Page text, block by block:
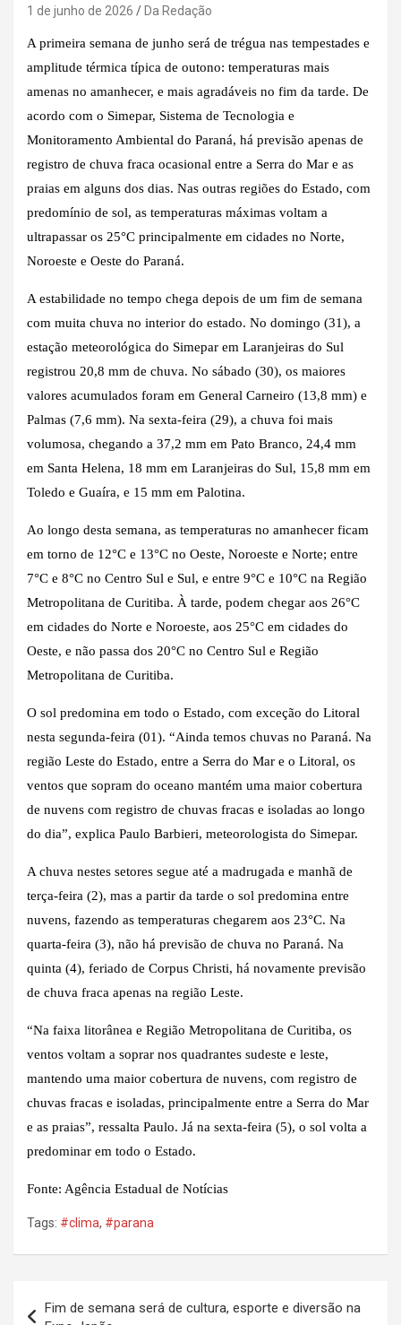
1 de junho de 2026 Da Redação
A primeira semana de junho será de trégua nas tempestades e
amplitude térmica típica de outono: temperaturas mais
amenas no amanhecer, e mais agradáveis no fim da tarde. De
acordo com o Simepar, Sistema de Tecnologia e
Monitoramento Ambiental do Paraná, há previsão apenas de
registro de chuva fraca ocasional entre a Serra do Mar e as
praias em alguns dos dias. Nas outras regiões do Estado, com
predomínio de sol, as temperaturas máximas voltam a
ultrapassar os 25°C principalmente em cidades no Norte,
Noroeste e Oeste do Paraná.
A estabilidade no tempo chega depois de um fim de semana
com muita chuva no interior do estado. No domingo (31), a
estação meteorológica do Simepar em Laranjeiras do Sul
registrou 20,8 mm de chuva. No sábado (30), os maiores
valores acumulados foram em General Carneiro (13,8 mm) e
Palmas (7,6 mm). Na sexta-feira (29), a chuva foi mais
volumosa, chegando a 37,2 mm em Pato Branco, 24,4 mm
em Santa Helena, 18 mm em Laranjeiras do Sul, 15,8 mm em
Toledo e Guaíra, e 15 mm em Palotina.
Ao longo desta semana, as temperaturas no amanhecer ficam
em torno de 12°C e 13°C no Oeste, Noroeste e Norte; entre
7°C e 8°C no Centro Sul e Sul, e entre 9°C e 10°C na Região
Metropolitana de Curitiba. À tarde, podem chegar aos 26°C
em cidades do Norte e Noroeste, aos 25°C em cidades do
Oeste, e não passa dos 20°C no Centro Sul e Região
Metropolitana de Curitiba.
O sol predomina em todo o Estado, com exceção do Litoral
nesta segunda-feira (01). “Ainda temos chuvas no Paraná. Na
região Leste do Estado, entre a Serra do Mar e o Litoral, os
ventos que sopram do oceano mantém uma maior cobertura
de nuvens com registro de chuvas fracas e isoladas ao longo
do dia”, explica Paulo Barbieri, meteorologista do Simepar.
A chuva nestes setores segue até a madrugada e manhã de
terça-feira (2), mas a partir da tarde o sol predomina entre
nuvens, fazendo as temperaturas chegarem aos 23°C. Na
quarta-feira (3), não há previsão de chuva no Paraná. Na
quinta (4), feriado de Corpus Christi, há novamente previsão
de chuva fraca apenas na região Leste.
“Na faixa litorânea e Região Metropolitana de Curitiba, os
ventos voltam a soprar nos quadrantes sudeste e leste,
mantendo uma maior cobertura de nuvens, com registro de
chuvas fracas e isoladas, principalmente entre a Serra do Mar
e as praias”, ressalta Paulo. Já na sexta-feira (5), o sol volta a
predominar em todo o Estado.
Fonte: Agência Estadual de Notícias
Tags: #clima, #parana
Fim de semana será de cultura, esporte e diversão na